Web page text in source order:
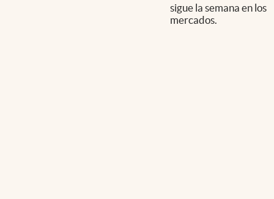
sigue la semana en los
mercados.